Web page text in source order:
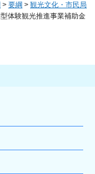
> 要綱 > 観光文化・市民局
体験観光推進事業補助金